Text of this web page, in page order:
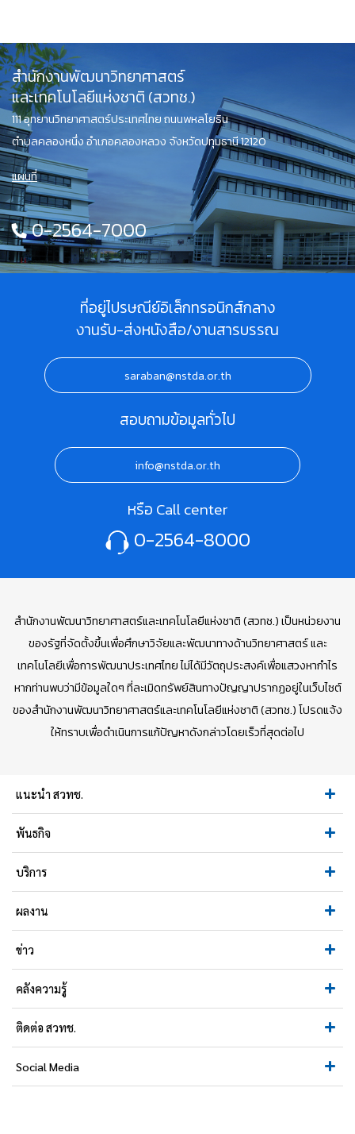
สำนักงานพัฒนาวิทยาศาสตร์
และเทคโนโลยีแห่งชาติ (สวทช.)
111 อุทยานวิทยาศาสตร์ประเทศไทย ถนนพหลโยธิน
ตำบลคลองหนึ่ง อำเภอคลองหลวง จังหวัดปทุมธานี 12120
แผนที่
0-2564-7000
ที่อยู่ไปรษณีย์อิเล็กทรอนิกส์กลาง
งานรับ-ส่งหนังสือ/งานสารบรรณ
saraban@nstda.or.th
สอบถามข้อมูลทั่วไป
info@nstda.or.th
หรือ Call center
0-2564-8000
สำนักงานพัฒนาวิทยาศาสตร์และเทคโนโลยีแห่งชาติ (สวทช.) เป็นหน่วยงาน
ของรัฐที่จัดตั้งขึ้นเพื่อศึกษาวิจัยและพัฒนาทางด้านวิทยาศาสตร์ และ
เทคโนโลยีเพื่อการพัฒนาประเทศไทย ไม่ได้มีวัตถุประสงค์เพื่อแสวงหากำไร
หากท่านพบว่ามีข้อมูลใดๆ ที่ละเมิดทรัพย์สินทางปัญญาปรากฏอยู่ในเว็บไซต์
ของสำนักงานพัฒนาวิทยาศาสตร์และเทคโนโลยีแห่งชาติ (สวทช.) โปรดแจ้ง
ให้ทราบเพื่อดำเนินการแก้ปัญหาดังกล่าวโดยเร็วที่สุดต่อไป
แนะนำ สวทช.
พันธกิจ
บริการ
ผลงาน
ข่าว
คลังความรู้
ติดต่อ สวทช.
Social Media